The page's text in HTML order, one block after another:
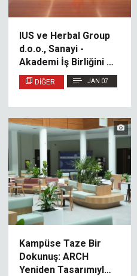
IUS ve Herbal Group
d.o.o., Sanayi -
Akademi İş Birliğini ve
Öğrenci İstihdamını
Güçlendirmek Üzere
DIĞER JAN 07
Kampüse Taze Bir
Dokunuş: ARCH
Yeniden Tasarımıyla